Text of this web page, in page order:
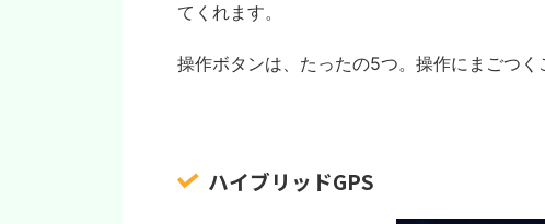
てくれます。
操作ボタンは、たったの5つ。操作にまごつく
ハイブリッドGPS